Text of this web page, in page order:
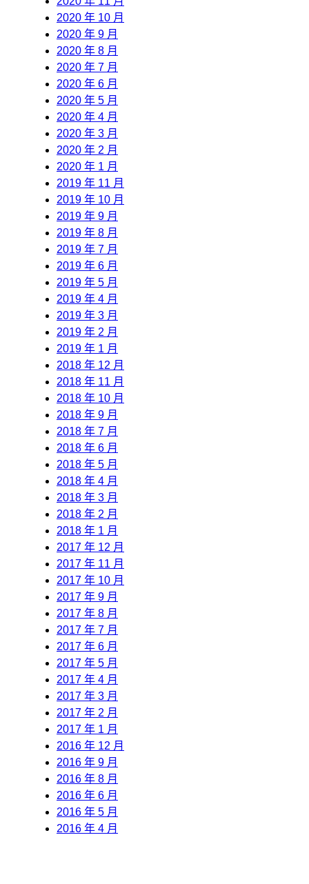
2020 年 10 月
2020 年 9 月
2020 年 8 月
2020 年 7 月
2020 年 6 月
2020 年 5 月
2020 年 4 月
2020 年 3 月
2020 年 2 月
2020 年 1 月
2019 年 11 月
2019 年 10 月
2019 年 9 月
2019 年 8 月
2019 年 7 月
2019 年 6 月
2019 年 5 月
2019 年 4 月
2019 年 3 月
2019 年 2 月
2019 年 1 月
2018 年 12 月
2018 年 11 月
2018 年 10 月
2018 年 9 月
2018 年 7 月
2018 年 6 月
2018 年 5 月
2018 年 4 月
2018 年 3 月
2018 年 2 月
2018 年 1 月
2017 年 12 月
2017 年 11 月
2017 年 10 月
2017 年 9 月
2017 年 8 月
2017 年 7 月
2017 年 6 月
2017 年 5 月
2017 年 4 月
2017 年 3 月
2017 年 2 月
2017 年 1 月
2016 年 12 月
2016 年 9 月
2016 年 8 月
2016 年 6 月
2016 年 5 月
2016 年 4 月